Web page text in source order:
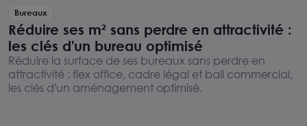
Bureaux
Réduire ses m² sans perdre en attractivité :
les clés d'un bureau optimisé
Réduire la surface de ses bureaux sans perdre en
attractivité : flex office, cadre légal et bail commercial,
les clés d'un aménagement optimisé.